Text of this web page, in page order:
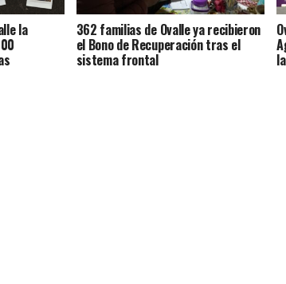
la 362 familias de Ovalle ya recibieron
el Bono de Recuperación tras el
sistema frontal